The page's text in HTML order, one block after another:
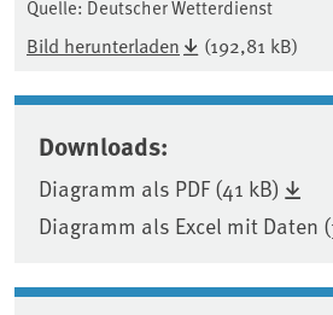
Quelle: Deutscher Wetterdienst
Bild herunterladen (192,81 kB)
Downloads:
Diagramm als PDF (41 kB)
Diagramm als Excel mit Daten